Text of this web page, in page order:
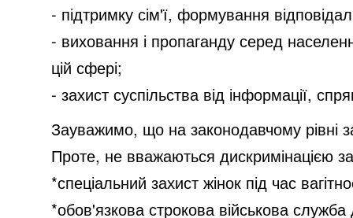
- підтримку сім'ї, формування
- виховання і пропаганду серед
цій сфері;
- захист суспільства від інформації,
Зауважимо, що на законодавчому рівні
Проте, не вважаються дискримінацією
*спеціальний захист жінок під час
*обов'язкова строкова військова служба